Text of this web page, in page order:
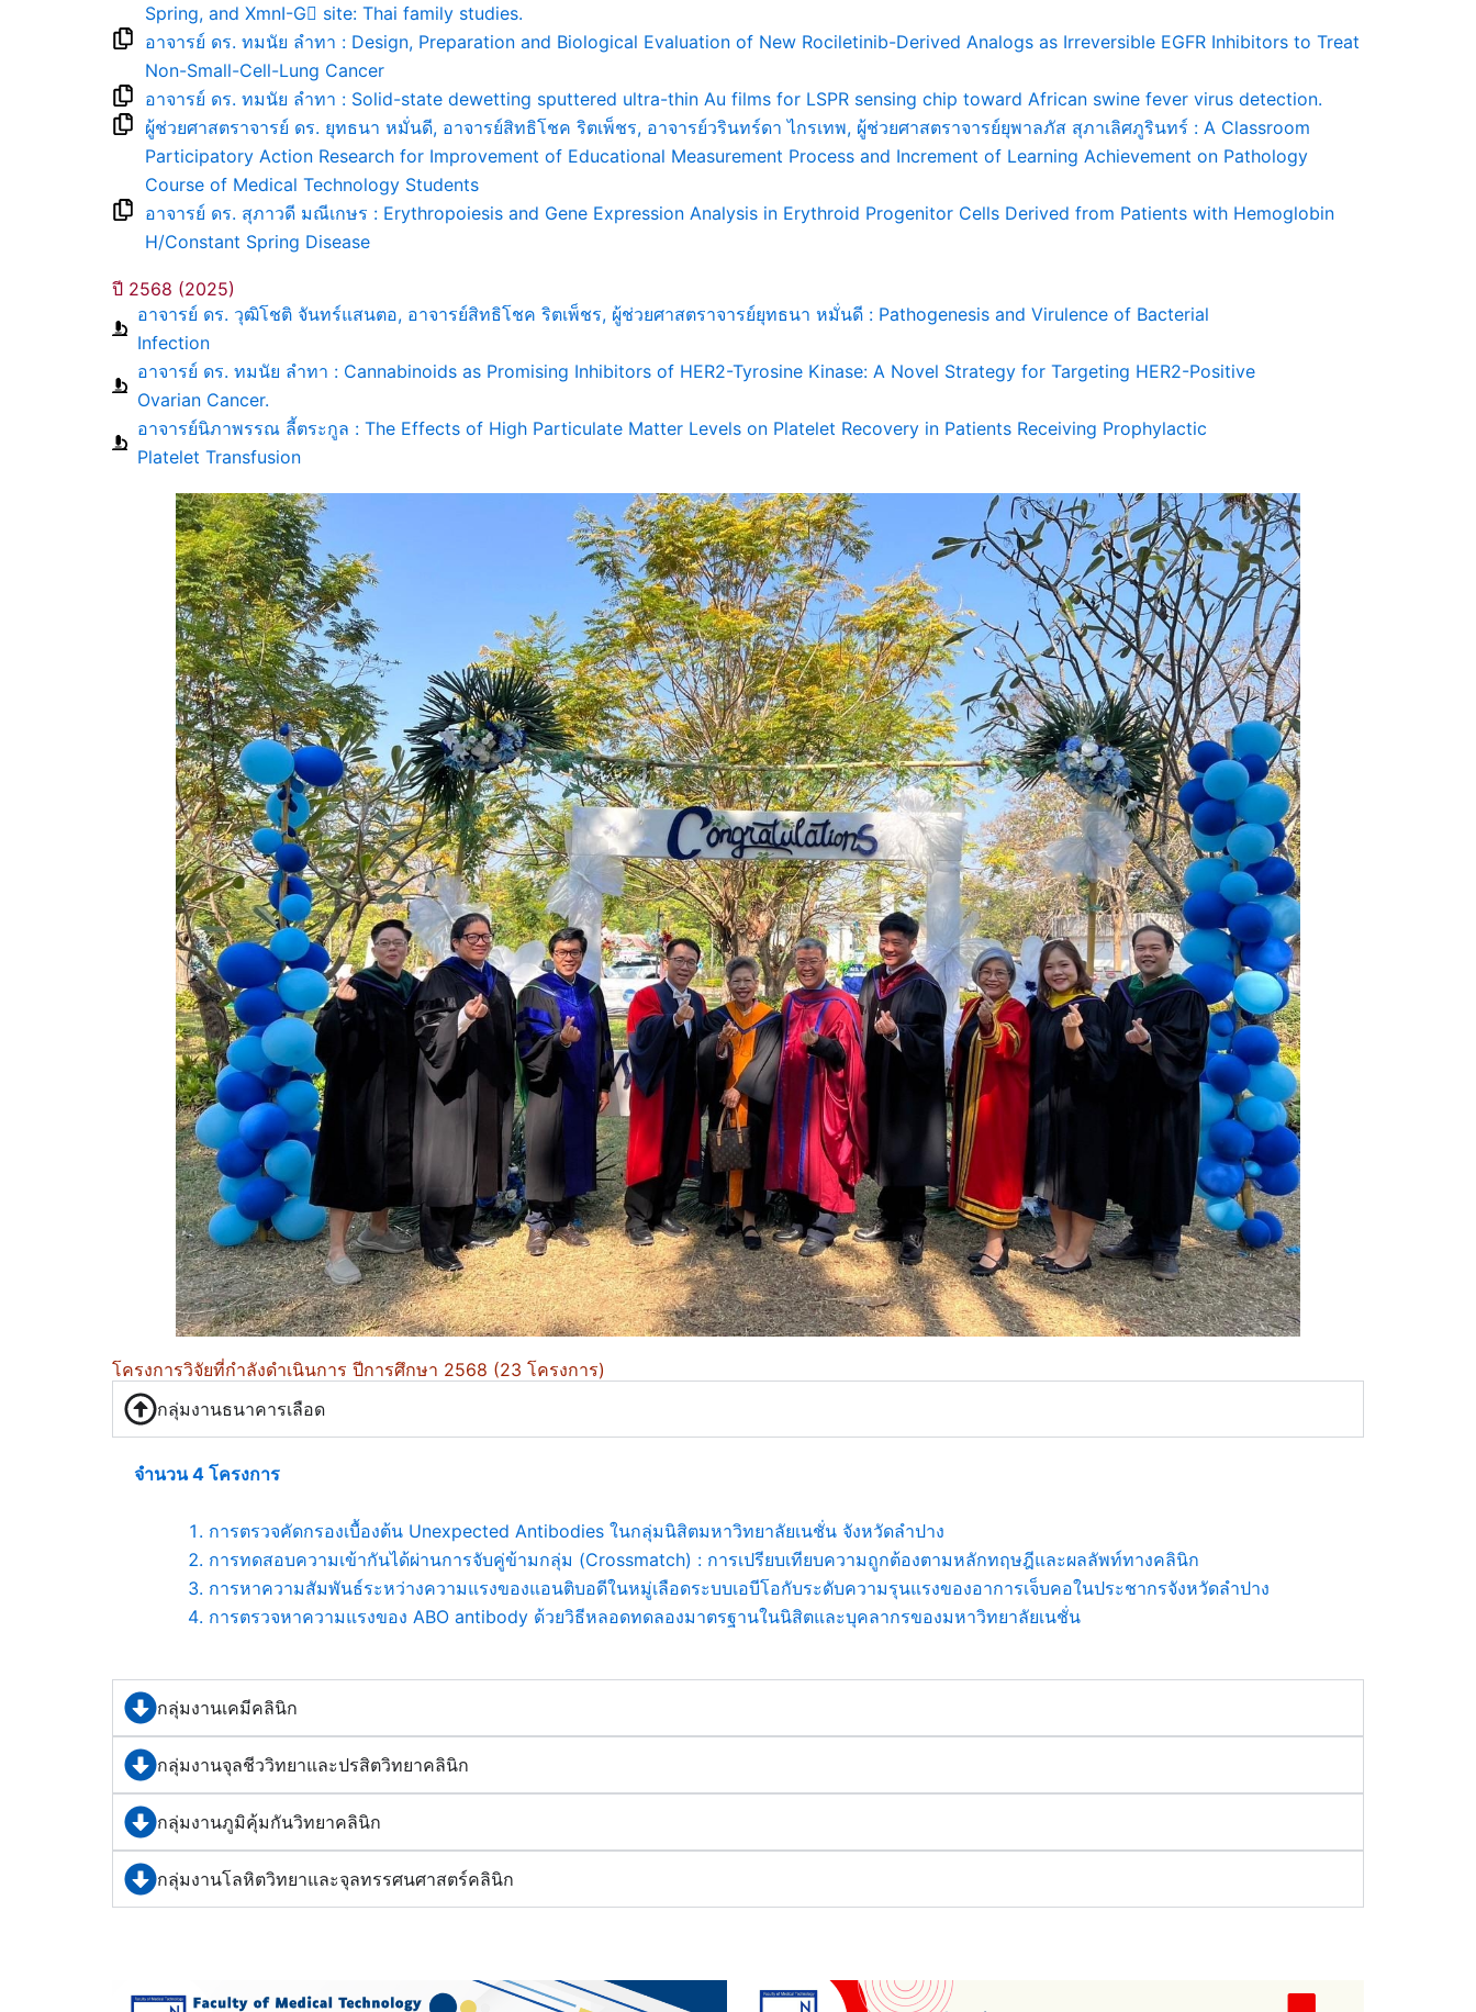
Spring, and XmnI-G site: Thai family studies.
อาจารย์ ดร. ทมนัย ลำทา : Design, Preparation and Biological Evaluation of New Rociletinib-Derived Analogs as Irreversible EGFR Inhibitors to Treat
Non-Small-Cell-Lung Cancer
อาจารย์ ดร. ทมนัย ลำทา : Solid-state dewetting sputtered ultra-thin Au films for LSPR sensing chip toward African swine fever virus detection.
ผู้ช่วยศาสตราจารย์ ดร. ยุทธนา หมั่นดี, อาจารย์สิทธิโชค ริตเพ็ชร, อาจารย์วรินทร์ดา ไกรเทพ, ผู้ช่วยศาสตราจารย์ยุพาลภัส สุภาเลิศภูรินทร์ : A Classroom
Participatory Action Research for Improvement of Educational Measurement Process and Increment of Learning Achievement on Pathology
Course of Medical Technology Students
อาจารย์ ดร. สุภาวดี มณีเกษร : Erythropoiesis and Gene Expression Analysis in Erythroid Progenitor Cells Derived from Patients with Hemoglobin
H/Constant Spring Disease
ปี 2568 (2025)
อาจารย์ ดร. วุฒิโชติ จันทร์แสนตอ, อาจารย์สิทธิโชค ริตเพ็ชร, ผู้ช่วยศาสตราจารย์ยุทธนา หมั่นดี : Pathogenesis and Virulence of Bacterial
Infection
อาจารย์ ดร. ทมนัย ลำทา : Cannabinoids as Promising Inhibitors of HER2-Tyrosine Kinase: A Novel Strategy for Targeting HER2-Positive
Ovarian Cancer.
อาจารย์นิภาพรรณ ลี้ตระกูล : The Effects of High Particulate Matter Levels on Platelet Recovery in Patients Receiving Prophylactic
Platelet Transfusion
โครงการวิจัยที่กำลังดำเนินการ ปีการศึกษา 2568 (23 โครงการ)
กลุ่มงานธนาคารเลือด
จำนวน 4 โครงการ
การตรวจคัดกรองเบื้องต้น Unexpected Antibodies ในกลุ่มนิสิตมหาวิทยาลัยเนชั่น จังหวัดลำปาง
การทดสอบความเข้ากันได้ผ่านการจับคู่ข้ามกลุ่ม (Crossmatch) : การเปรียบเทียบความถูกต้องตามหลักทฤษฎีและผลลัพท์ทางคลินิก
การหาความสัมพันธ์ระหว่างความแรงของแอนติบอดีในหมู่เลือดระบบเอบีโอกับระดับความรุนแรงของอาการเจ็บคอในประชากรจังหวัดลำปาง
การตรวจหาความแรงของ ABO antibody ด้วยวิธีหลอดทดลองมาตรฐานในนิสิตและบุคลากรของมหาวิทยาลัยเนชั่น
กลุ่มงานเคมีคลินิก
กลุ่มงานจุลชีววิทยาและปรสิตวิทยาคลินิก
กลุ่มงานภูมิคุ้มกันวิทยาคลินิก
กลุ่มงานโลหิตวิทยาและจุลทรรศนศาสตร์คลินิก